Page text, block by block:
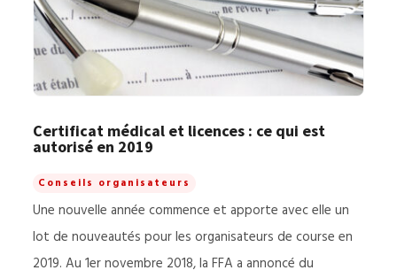
Certificat médical et licences : ce qui est
autorisé en 2019
Conseils organisateurs
Une nouvelle année commence et apporte avec elle un
lot de nouveautés pour les organisateurs de course en
2019. Au 1er novembre 2018, la FFA a annoncé du